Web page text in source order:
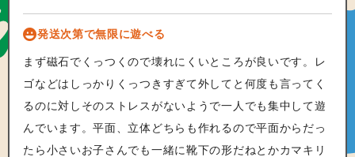
発送次第で無限に遊べる
まず磁石でくっつくので壊れにくいところが良いです。レ
ゴなどはしっかりくっつきすぎて外してと何度も言ってく
るのに対しそのストレスがないようで一人でも集中して遊
んでいます。平面、立体どちらも作れるので平面からだっ
たら小さいお子さんでも一緒に靴下の形だねとかカマキリ